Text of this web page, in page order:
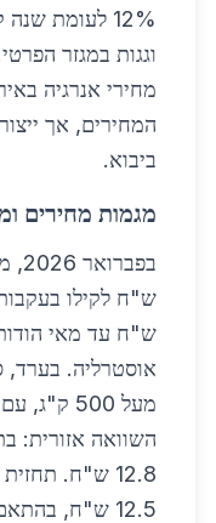
12% לעומת
וגגות במגזר
מחירי אנרגיה
המחירים, אך
ביבוא.
מגמות מחירים
ש"ח עד מאי
אוסטרליה. בערד,
מעל 500
12.5 ש"ח, בהתאם לדולר.